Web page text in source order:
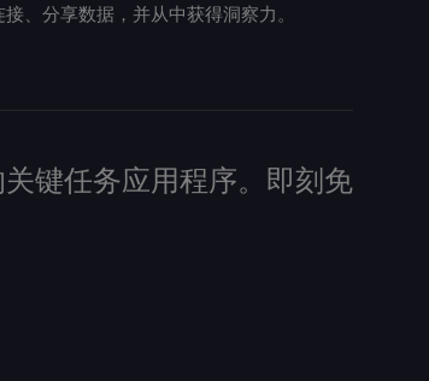
分享数据，并从中获得洞察力。
键任务应用程序。即刻免